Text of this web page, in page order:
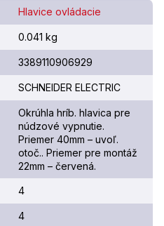
Hlavice ovládacie
0.041 kg
3389110906929
SCHNEIDER ELECTRIC
Okrúhla hríb. hlavica pre
núdzové vypnutie.
Priemer 40mm – uvoľ.
otoč.. Priemer pre montáž
22mm – červená.
4
4